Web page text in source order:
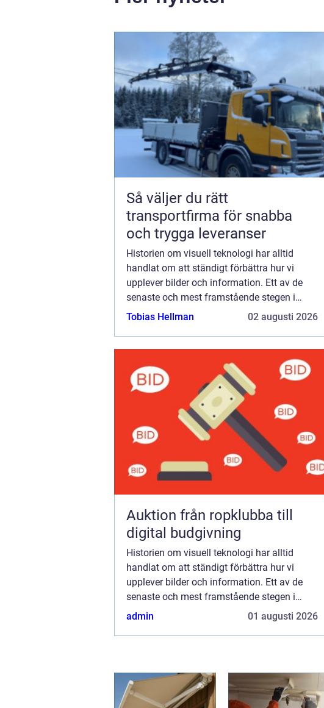
Så väljer du rätt
transportfirma för snabba
och trygga leveranser
Historien om visuell teknologi har alltid
handlat om att ständigt förbättra hur vi
upplever bilder och information. Ett av de
senaste och mest framstående stegen i
denna utveckling är introduktionen av LED-
Tobias Hellman 02 augusti 2026
Auktion från ropklubba till
digital budgivning
Historien om visuell teknologi har alltid
handlat om att ständigt förbättra hur vi
upplever bilder och information. Ett av de
senaste och mest framstående stegen i
denna utveckling är introduktionen av LED-
admin 01 augusti 2026